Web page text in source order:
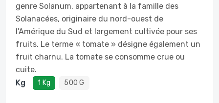
genre Solanum, appartenant à la famille des
Solanacées, originaire du nord-ouest de
l'Amérique du Sud et largement cultivée pour ses
fruits. Le terme « tomate » désigne également un
fruit charnu. La tomate se consomme crue ou
cuite.
Kg
1 Kg 500 G